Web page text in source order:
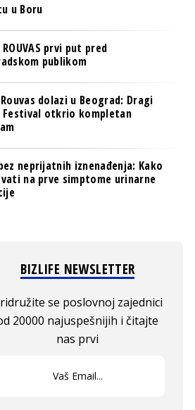
u Boru
ROUVAS prvi put pred
publikom
dolazi u Beograd: Dragi
Festival otkrio kompletan
neprijatnih iznenađenja: Kako
na prve simptome urinarne
BIZLIFE NEWSLETTER
se poslovnoj zajednici
20000 najuspešnijih i čitajte
nas prvi